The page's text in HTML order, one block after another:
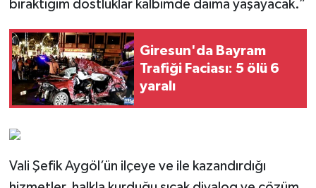
bıraktığım dostluklar kalbimde daima yaşayacak.”
Giresun'da Bayram
Trafiği Faciası: 5 ölü 6
yaralı
Vali Şefik Aygöl’ün ilçeye ve ile kazandırdığı